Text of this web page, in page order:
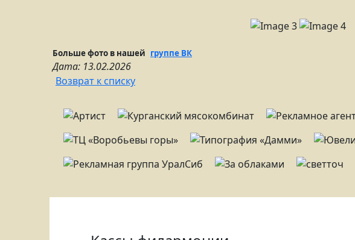
Больше фото в нашей группе ВК
Дата: 13.02.2026
Возврат к списку